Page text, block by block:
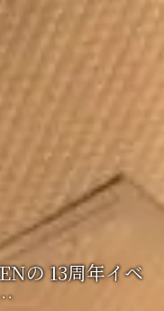
の 13周年イベ